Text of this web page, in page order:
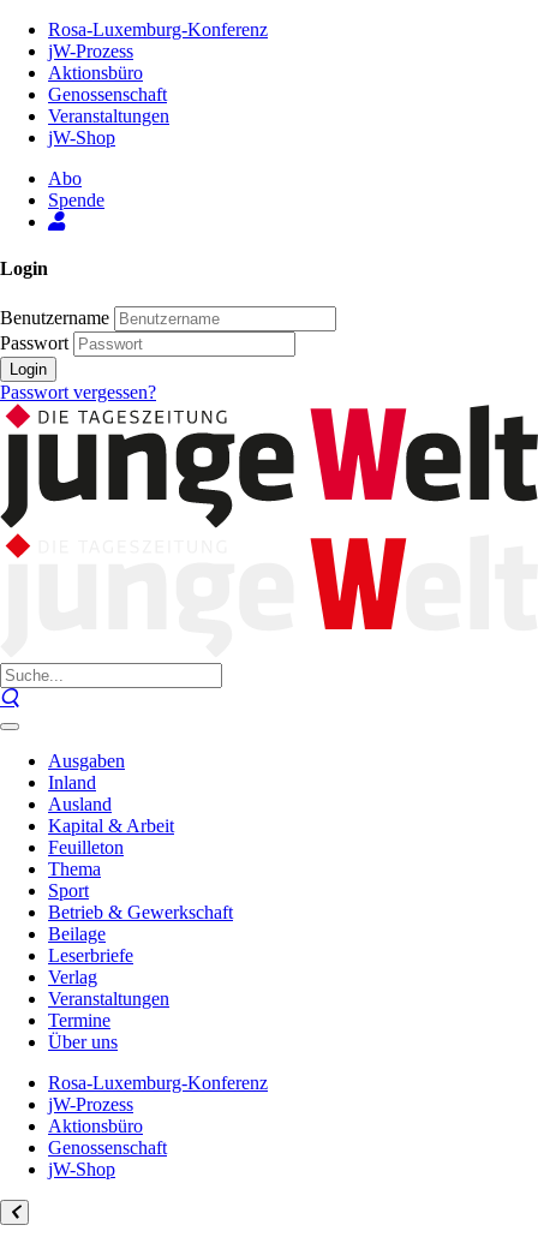
Inhalt
Seite
Rosa-Luxemburg-Konferenz
jW-Prozess
Aktionsbüro
Genossenschaft
Veranstaltungen
jW-Shop
Abo
Spende
Login
Benutzername
Passwort
Login
Passwort vergessen?
Ausgaben
Inland
Ausland
Kapital & Arbeit
Feuilleton
Thema
Sport
Betrieb & Gewerkschaft
Beilage
Leserbriefe
Verlag
Veranstaltungen
Termine
Über uns
Rosa-Luxemburg-Konferenz
jW-Prozess
Aktionsbüro
Genossenschaft
jW-Shop